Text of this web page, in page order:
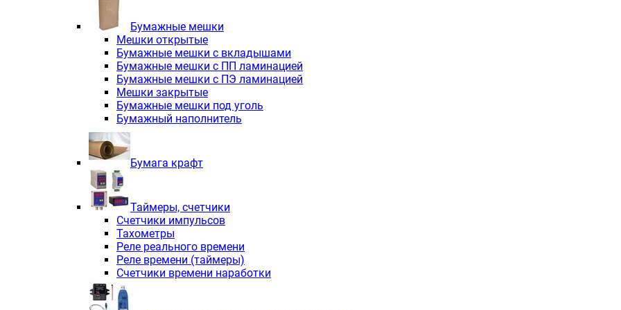
Электродвигатели асинхронные трёхфазные с тормозом INNOVARI
Электродвигатели асинхронные трёхфазные взрывозащищенные INNOVARI
Трехфазные асинхронные электродвигатели INNORED
Независимая вентиляция INNORED
Взрывозащищенная независимая вентиляция INNOVARI
Одноступенчатые цилиндрические редукторы INNORED
Экономичные червячные редукторы INNORED в квадратном корпусе
Компактные мотор-редукторы INNORED
Компактные мотор-редукторы INNORED MC
Вибраторы INNORED
Вариаторы INNORED
Бумажные мешки
Мешки открытые
Бумажные мешки с вкладышами
Бумажные мешки с ПП ламинацией
Бумажные мешки с ПЭ ламинацией
Мешки закрытые
Бумажные мешки под уголь
Бумажный наполнитель
Бумага крафт
Таймеры, счетчики
Счетчики импульсов
Тахометры
Реле реального времени
Реле времени (таймеры)
Счетчики времени наработки